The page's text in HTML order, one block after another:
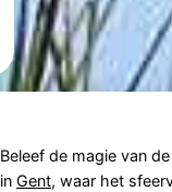
Beleef de magie van
in Gent, waar het